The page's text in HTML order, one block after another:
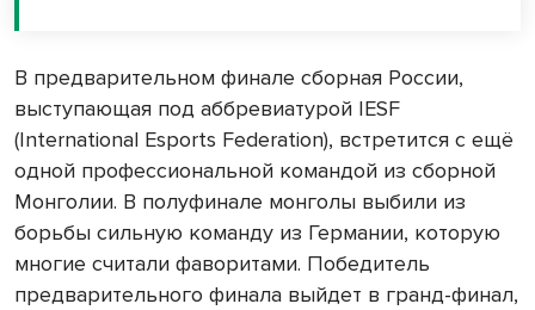
В предварительном финале сборная России,
выступающая под аббревиатурой IESF
(International Esports Federation), встретится с ещё
одной профессиональной командой из сборной
Монголии. В полуфинале монголы выбили из
борьбы сильную команду из Германии, которую
многие считали фаворитами. Победитель
предварительного финала выйдет в гранд-финал,